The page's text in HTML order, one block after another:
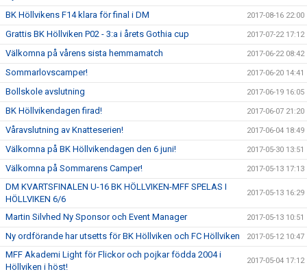
BK Höllvikens F14 klara för final i DM 2017-08-16 22:00
Grattis BK Höllviken P02 - 3:a i årets Gothia cup 2017-07-22 17:12
Välkomna på vårens sista hemmamatch 2017-06-22 08:42
Sommarlovscamper! 2017-06-20 14:41
Bollskole avslutning 2017-06-19 16:05
BK Höllvikendagen firad! 2017-06-07 21:20
Våravslutning av Knatteserien! 2017-06-04 18:49
Välkomna på BK Höllvikendagen den 6 juni! 2017-05-30 13:51
Välkomna på Sommarens Camper! 2017-05-13 17:13
DM KVARTSFINALEN U-16 BK HÖLLVIKEN-MFF SPELAS I
HÖLLVIKEN 6/6
2017-05-13 16:29
Martin Silvhed Ny Sponsor och Event Manager 2017-05-13 10:51
Ny ordförande har utsetts för BK Höllviken och FC Höllviken 2017-05-12 10:47
MFF Akademi Light för Flickor och pojkar födda 2004 i
Höllviken i höst!
2017-05-04 17:12